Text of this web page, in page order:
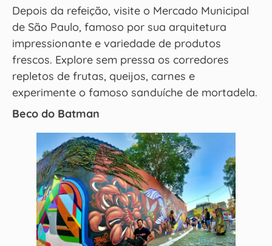
Depois da refeição, visite o Mercado Municipal
de São Paulo, famoso por sua arquitetura
impressionante e variedade de produtos
frescos. Explore sem pressa os corredores
repletos de frutas, queijos, carnes e
experimente o famoso sanduíche de mortadela.
Beco do Batman